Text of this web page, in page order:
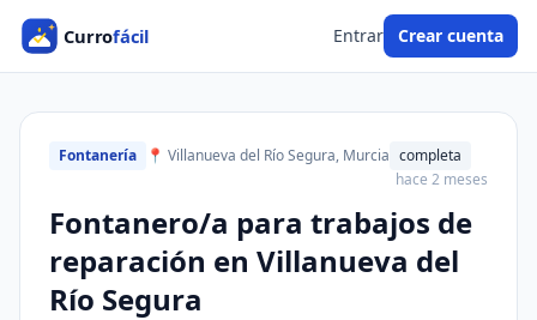
Entrar Crear cuenta
Fontanería 📍 Villanueva del Río Segura, Murcia completa
hace 2 meses
Fontanero/a para trabajos de
reparación en Villanueva del
Río Segura